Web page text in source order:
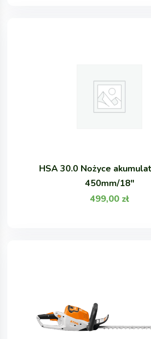
HSA 30.0 Nożyce
450mm/18"
499,00 zł